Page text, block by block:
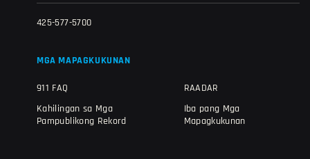
425-577-5700
MGA MAPAGKUKUNAN
911 FAQ
Kahilingan sa Mga
Pampublikong Rekord
RAADAR
Iba pang Mga
Mapagkukunan